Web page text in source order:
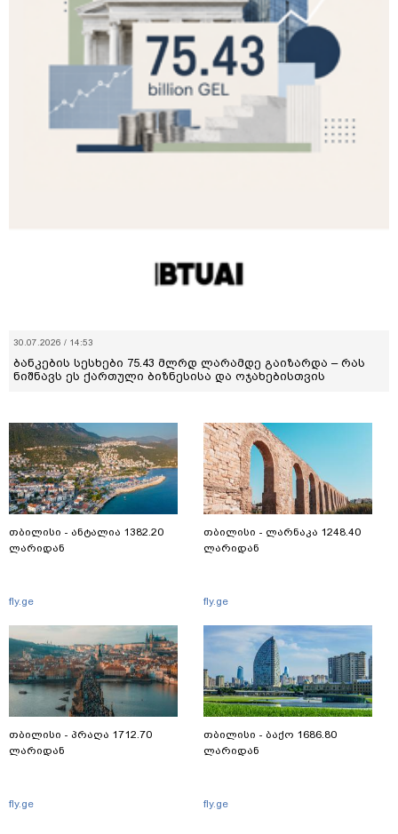
30.07.2026 / 14:53
ბანკების სესხები 75.43 მლრდ ლარამდე გაიზარდა – რას
ნიშნავს ეს ქართული ბიზნესისა და ოჯახებისთვის
თბილისი - ანტალია 1382.20
ლარიდან
fly.ge
თბილისი - პრაღა 1712.70
ლარიდან
fly.ge
თბილისი - ლარნაკა 1248.40
ლარიდან
fly.ge
თბილისი - ბაქო 1686.80
ლარიდან
fly.ge